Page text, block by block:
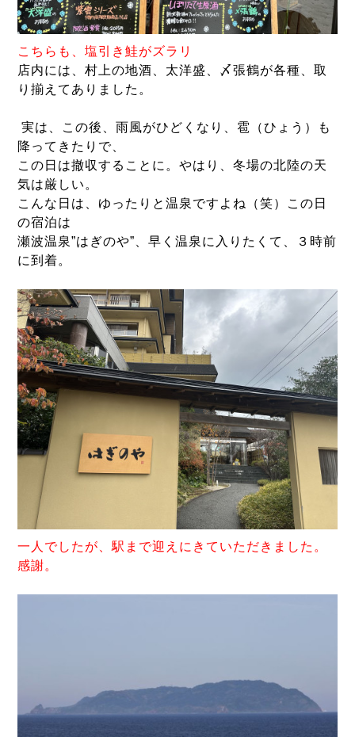
こ ちらも、塩引き鮭がズラリ
店内には、村上の地酒、太洋盛、〆張鶴が各種、取
り揃えてありました。
実は、この後、雨風がひどくなり、雹（ひょう）も
降ってきたりで、
この日は撤収することに。やはり、冬場の北陸の天
気は厳しい。
こんな日は、ゆったりと温泉ですよね（笑）この日
の宿泊は
瀬波温泉”はぎのや”、早く温泉に入りたくて、３時前
に到着。
一人でしたが、駅まで迎えにきていただきました。
感謝。